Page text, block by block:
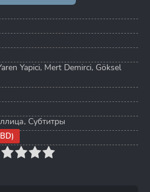
Yapici, Mert Demirci, Göksel
Субтитры